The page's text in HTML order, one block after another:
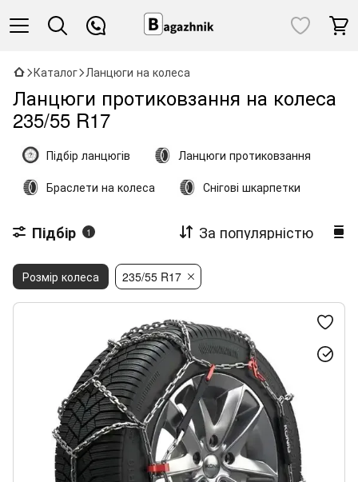
Каталог Ланцюги на колеса
Ланцюги протиковзання на колеса
235/55 R17
Підбір ланцюгів
Ланцюги протиковзання
Браслети на колеса
Снігові шкарпетки
Підбір 1 За популярністю
Розмір колеса 235/55 R17